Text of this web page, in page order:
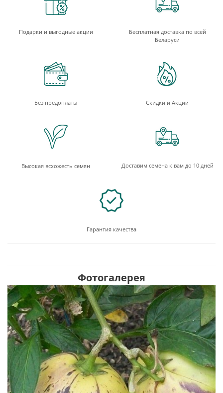
Подарки и выгодные акции
Бесплатная доставка по всей
Беларуси
Без предоплаты Скидки и Акции
Высокая всхожесть семян Доставим семена к вам до 10 дней
Гарантия качества
Фотогалерея